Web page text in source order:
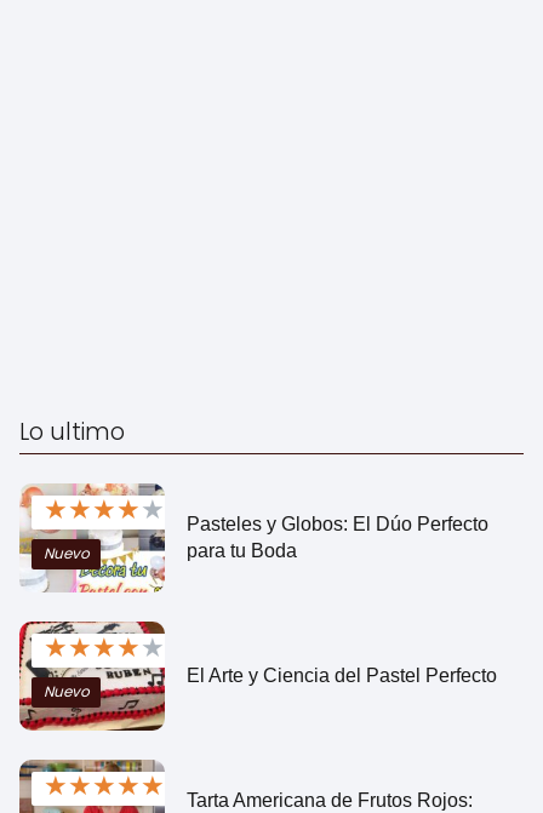
Lo ultimo
★★★★★
Nuevo
Pasteles y Globos: El Dúo Perfecto
para tu Boda
★★★★★
Nuevo
El Arte y Ciencia del Pastel Perfecto
★★★★★ Tarta Americana de Frutos Rojos: